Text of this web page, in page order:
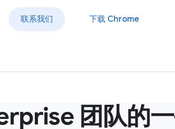
联系我们 下载 Chrome
团队的